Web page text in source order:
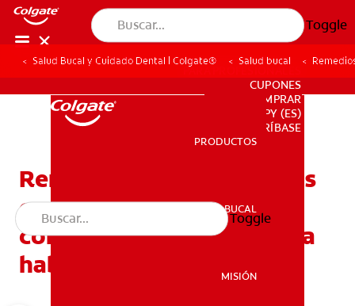
Toggle
PRODUCTOS
SALUD BUCAL
PARA PROFESIONALES
CUPONES
DONDE COMPRAR
PY (ES)
SUSCRÍBASE
PRODUCTOS
SALUD BUCAL
MISIÓN
Toggle
Salud Bucal y Cuidado Dental | Colgate® Salud bucal
Remedios caseros seguros
contra la gingivitis para
complementar su limpieza
habitual